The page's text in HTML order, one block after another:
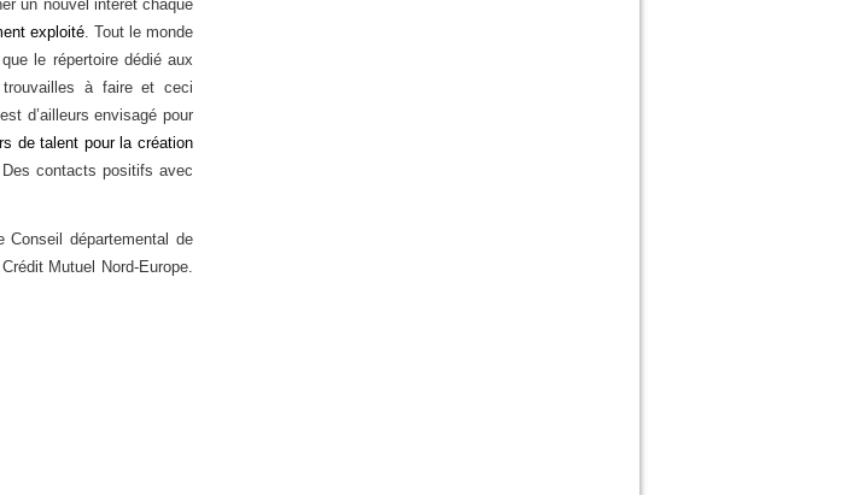
un nouvel intérêt chaque
exploité. Tout le monde
le répertoire dédié aux
à faire et ceci
d’ailleurs envisagé pour
de talent pour la création
Des contacts positifs avec
Conseil départemental de
Mutuel Nord-Europe.